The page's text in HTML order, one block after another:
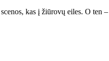
kas į žiūrovų eiles. O ten